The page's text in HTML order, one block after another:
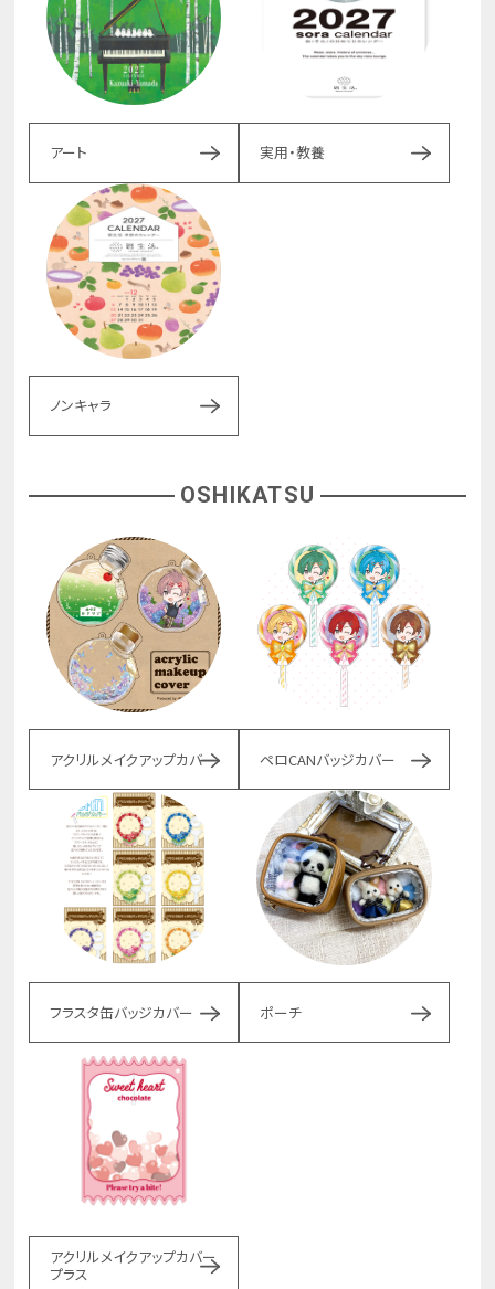
アート 実用・教養
ノンキャラ
OSHIKATSU
アクリルメイクアップカバー ペロCANバッジカバー
フラスタ缶バッジカバー ポーチ
アクリルメイクアップカバー
プラス